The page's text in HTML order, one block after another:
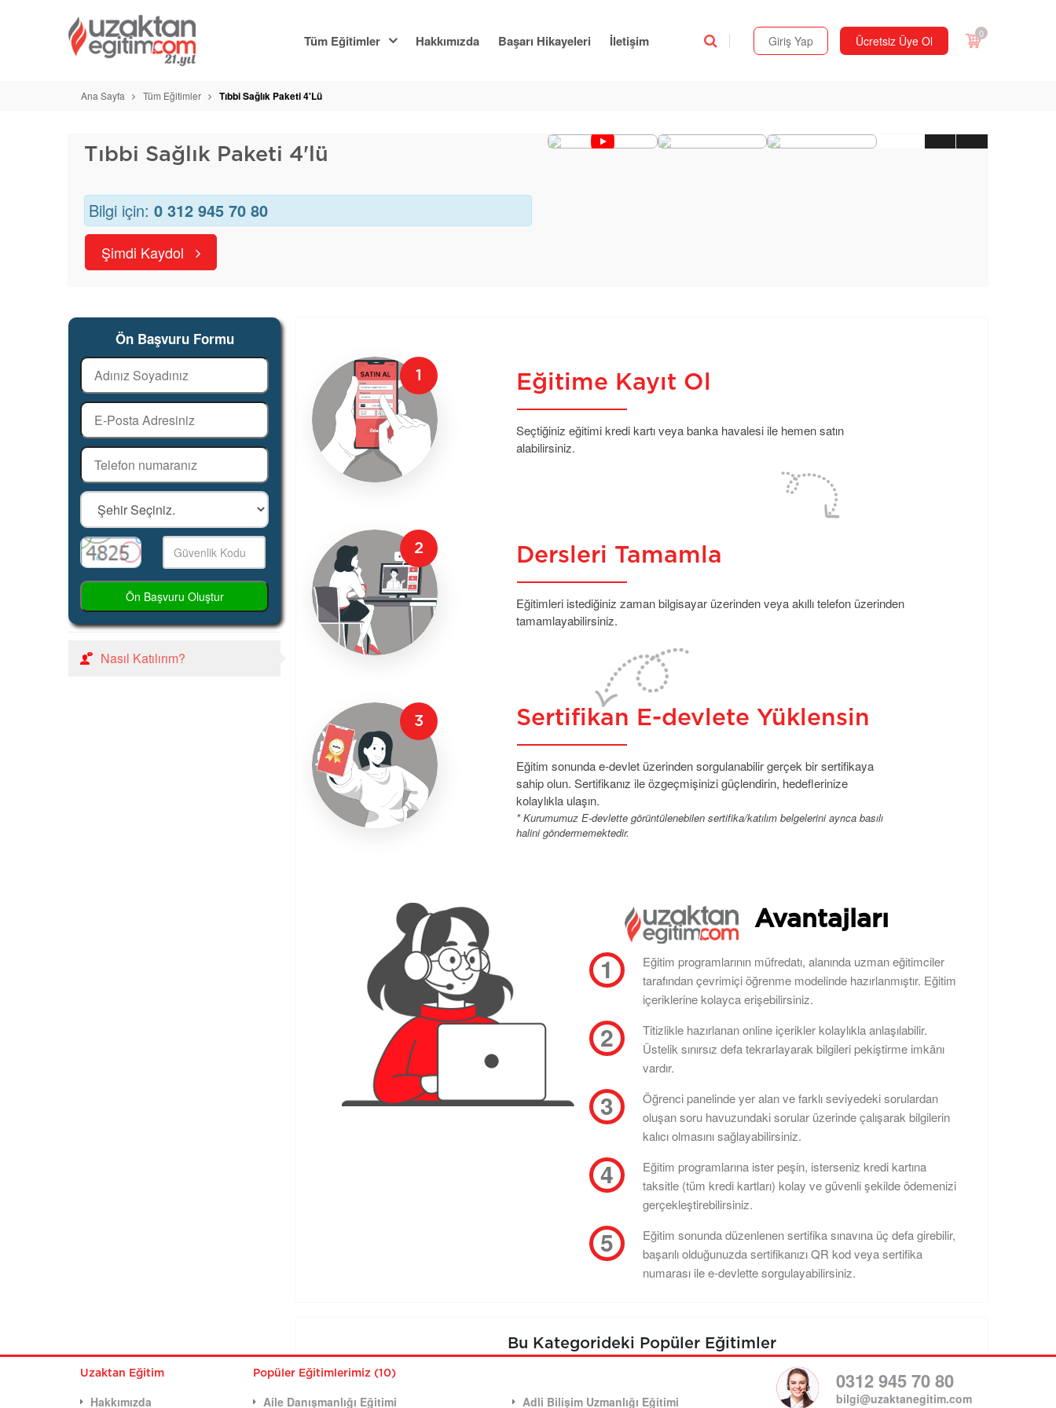
Tüm Eğitimler Hakkımızda Başarı Hikayeleri İletişim Giriş Yap Ücretsiz Üye Ol 0
Ana Sayfa Tüm Eğitimler Tıbbi Sağlık Paketi 4'lü
Tıbbi Sağlık Paketi 4'lü
Bilgi için: 0 312 945 70 80
Şimdi Kaydol
Ön Başvuru Formu
Ön Başvuru Oluştur
Nasıl Katılırım?
Eğitime Kayıt Ol
Seçtiğiniz eğitimi kredi kartı veya banka havalesi ile hemen satın
alabilirsiniz.
Dersleri Tamamla
Eğitimleri istediğiniz zaman bilgisayar üzerinden veya akıllı telefon üzerinden
tamamlayabilirsiniz.
Sertifikan E-devlete Yüklensin
Eğitim sonunda e-devlet üzerinden sorgulanabilir gerçek bir sertifikaya
sahip olun. Sertifikanız ile özgeçmişinizi güçlendirin, hedeflerinize
kolaylıkla ulaşın.
* Kurumumuz E-devlette görüntülenebilen sertifika/katılım belgelerini ayrıca basılı
halini göndermemektedir.
Avantajları
Eğitim programlarının müfredatı, alanında uzman eğitimciler
tarafından çevrimiçi öğrenme modelinde hazırlanmıştır. Eğitim
içeriklerine kolayca erişebilirsiniz.
Titizlikle hazırlanan online içerikler kolaylıkla anlaşılabilir.
Üstelik sınırsız defa tekrarlayarak bilgileri pekiştirme imkânı
vardır.
Öğrenci panelinde yer alan ve farklı seviyedeki sorulardan
oluşan soru havuzundaki sorular üzerinde çalışarak bilgilerin
kalıcı olmasını sağlayabilirsiniz.
Eğitim programlarına ister peşin, isterseniz kredi kartına
taksitle (tüm kredi kartları) kolay ve güvenli şekilde ödemenizi
gerçekleştirebilirsiniz.
Eğitim sonunda düzenlenen sertifika sınavına üç defa girebilir,
başarılı olduğunuzda sertifikanızı QR kod veya sertifika
numarası ile e-devlette sorgulayabilirsiniz.
Bu Kategorideki Popüler Eğitimler
Uzaktan Eğitim
Hakkımızda
Popüler Eğitimlerimiz (10)
Aile Danışmanlığı Eğitimi Adli Bilişim Uzmanlığı Eğitimi
0312 945 70 80
bilgi@uzaktanegitim.com